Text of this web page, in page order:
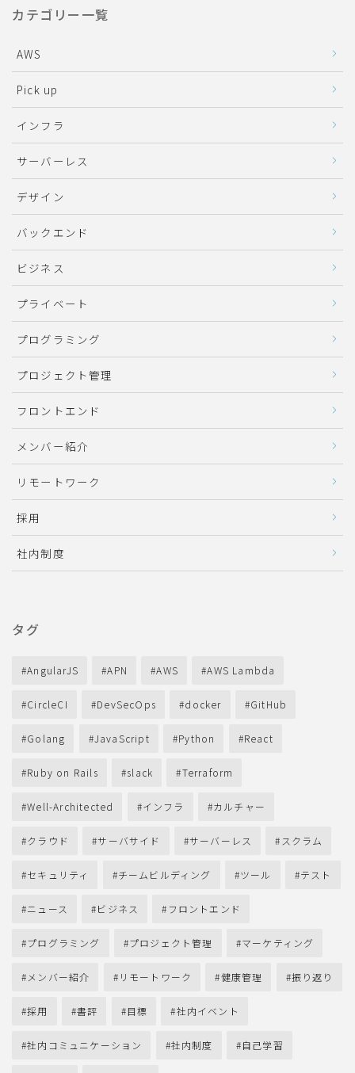
カテゴリー一覧
AWS
Pick up
インフラ
サーバーレス
デザイン
バックエンド
ビジネス
プライベート
プログラミング
プロジェクト管理
フロントエンド
メンバー紹介
リモートワーク
採用
社内制度
タグ
AngularJS APN AWS AWS Lambda
CircleCI DevSecOps docker GitHub
Golang JavaScript Python React
Ruby on Rails slack Terraform
Well-Architected インフラ カルチャー
クラウド サーバサイド サーバーレス スクラム
セキュリティ チームビルディング ツール テスト
ニュース ビジネス フロントエンド
プログラミング プロジェクト管理 マーケティング
メンバー紹介 リモートワーク 健康管理 振り返り
採用 書評 目標 社内イベント
社内コミュニケーション 社内制度 自己学習